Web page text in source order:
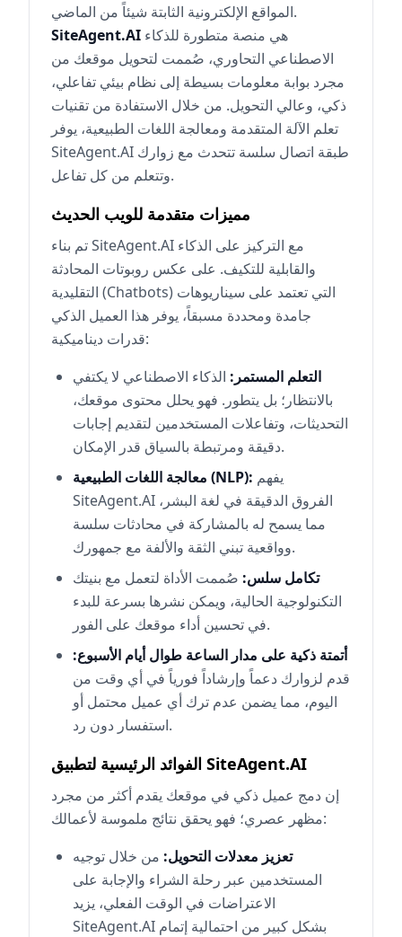
المواقع الإلكترونية الثابتة شيئاً من الماضي.
SiteAgent.AI
الاصطناعي التحاوري، صُممت لتحويل موقعك من
مجرد بوابة معلومات بسيطة إلى نظام بيئي تفاعلي،
ذكي، وعالي التحويل. من خلال الاستفادة من تقنيات
تعلم الآلة المتقدمة ومعالجة اللغات الطبيعية، يوفر
SiteAgent.AI طبقة اتصال سلسة تتحدث مع زوارك
وتتعلم من كل تفاعل.
مميزات متقدمة للويب الحديث
تم بناء SiteAgent.AI مع التركيز على الذكاء
والقابلية للتكيف. على عكس روبوتات المحادثة
التقليدية (Chatbots) التي تعتمد على سيناريوهات
جامدة ومحددة مسبقاً، يوفر هذا العميل الذكي
قدرات ديناميكية:
التعلم المستمر: الذكاء الاصطناعي لا يكتفي
بالانتظار؛ بل يتطور. فهو يحلل محتوى موقعك،
التحديثات، وتفاعلات المستخدمين لتقديم إجابات
دقيقة ومرتبطة بالسياق قدر الإمكان.
معالجة اللغات الطبيعية (NLP):
SiteAgent.AI الفروق الدقيقة في لغة البشر،
مما يسمح له بالمشاركة في محادثات سلسة
وواقعية تبني الثقة والألفة مع جمهورك.
تكامل سلس: صُممت الأداة لتعمل مع بنيتك
التكنولوجية الحالية، ويمكن نشرها بسرعة للبدء
في تحسين أداء موقعك على الفور.
أتمتة ذكية على مدار الساعة طوال أيام الأسبوع:
قدم لزوارك دعماً وإرشاداً فورياً في أي وقت من
اليوم، مما يضمن عدم ترك أي عميل محتمل أو
استفسار دون رد.
الفوائد الرئيسية لتطبيق SiteAgent.AI
إن دمج عميل ذكي في موقعك يقدم أكثر من مجرد
مظهر عصري؛ فهو يحقق نتائج ملموسة لأعمالك:
تعزيز معدلات التحويل: من خلال توجيه
المستخدمين عبر رحلة الشراء والإجابة على
الاعتراضات في الوقت الفعلي، يزيد
SiteAgent.AI بشكل كبير من احتمالية إتمام